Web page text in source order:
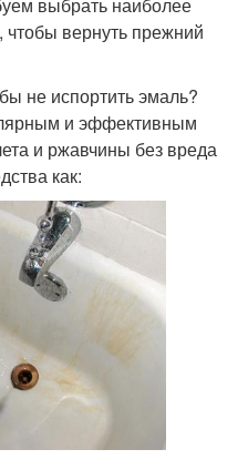
чтобы вернуть прежний
не испортить эмаль?
и эффективным
и ржавчины без вреда
как: